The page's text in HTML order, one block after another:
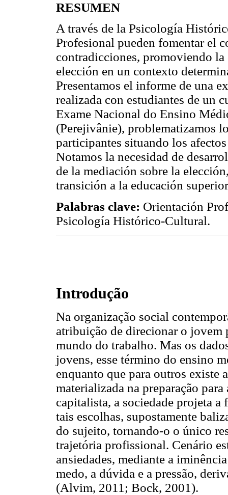
RESUMEN
A través de la Psicología
Profesional pueden fomentar el
contradicciones, promoviendo
elección en un contexto
Presentamos el informe de una
realizada con estudiantes de un
Exame Nacional do Ensino
(Perejivânie), problematizamos
participantes situando los
Notamos la necesidad de
de la mediación sobre la
transición a la educación
Palabras clave: Orientación
Psicología Histórico-Cultural.
Introdução
Na organização social
atribuição de direcionar o jovem
mundo do trabalho. Mas os
jovens, esse término do ensino
enquanto que para outros existe
materializada na preparação
capitalista, a sociedade projeta a
tais escolhas, supostamente
do sujeito, tornando-o o único
trajetória profissional. Cenário
ansiedades, mediante a
medo, a dúvida e a pressão,
(Alvim, 2011; Bock, 2001).